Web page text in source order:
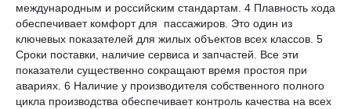
международным и российским стандартам. 4 Плавность хода
обеспечивает комфорт для пассажиров. Это один из
ключевых показателей для жилых объектов всех классов. 5
Сроки поставки, наличие сервиса и запчастей. Все эти
показатели существенно сокращают время простоя при
авариях. 6 Наличие у производителя собственного полного
цикла производства обеспечивает контроль качества на всех